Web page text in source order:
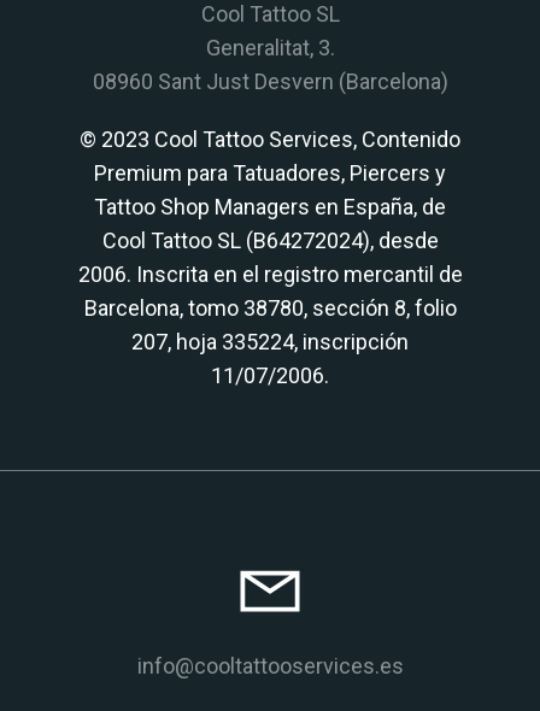
Cool Tattoo SL
Generalitat, 3.
08960 Sant Just Desvern (Barcelona)
© 2023 Cool Tattoo Services, Contenido
Premium para Tatuadores, Piercers y
Tattoo Shop Managers en España, de
Cool Tattoo SL (B64272024), desde
2006. Inscrita en el registro mercantil de
Barcelona, tomo 38780, sección 8, folio
207, hoja 335224, inscripción
11/07/2006.
info@cooltattooservices.es